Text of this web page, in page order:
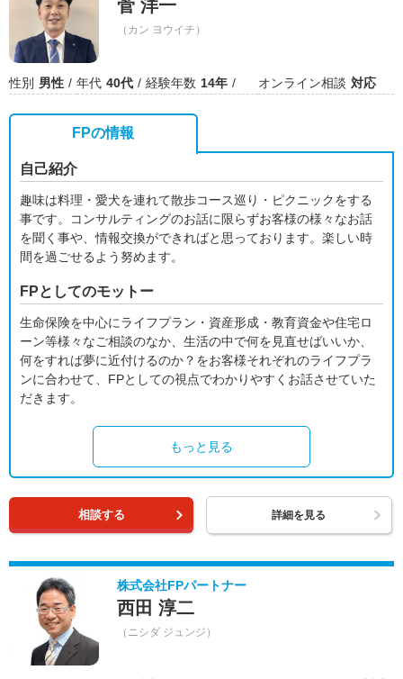
菅 洋一
（カン ヨウイチ）
性別 男性 年代 40代 経験年数 14年 オンライン相談 対応
FPの情報
自己紹介
趣味は料理・愛犬を連れて散歩コース巡り・ピクニックをする
事です。コンサルティングのお話に限らずお客様の様々なお話
を聞く事や、情報交換ができればと思っております。楽しい時
間を過ごせるよう努めます。
FPとしてのモットー
生命保険を中心にライフプラン・資産形成・教育資金や住宅ロ
ーン等様々なご相談のなか、生活の中で何を見直せばいいか、
何をすれば夢に近付けるのか？をお客様それぞれのライフプラ
ンに合わせて、FPとしての視点でわかりやすくお話させていた
だきます。
もっと見る
相談する 詳細を見る
株式会社FPパートナー
西田 淳二
（ニシダ ジュンジ）